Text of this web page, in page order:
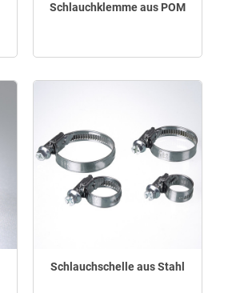
Schlauchklemme aus POM
Schlauchschelle aus Stahl